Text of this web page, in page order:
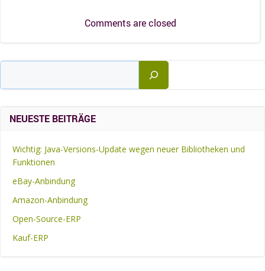
Comments are closed
Suchen
NEUESTE BEITRÄGE
Wichtig: Java-Versions-Update wegen neuer Bibliotheken und
Funktionen
eBay-Anbindung
Amazon-Anbindung
Open-Source-ERP
Kauf-ERP